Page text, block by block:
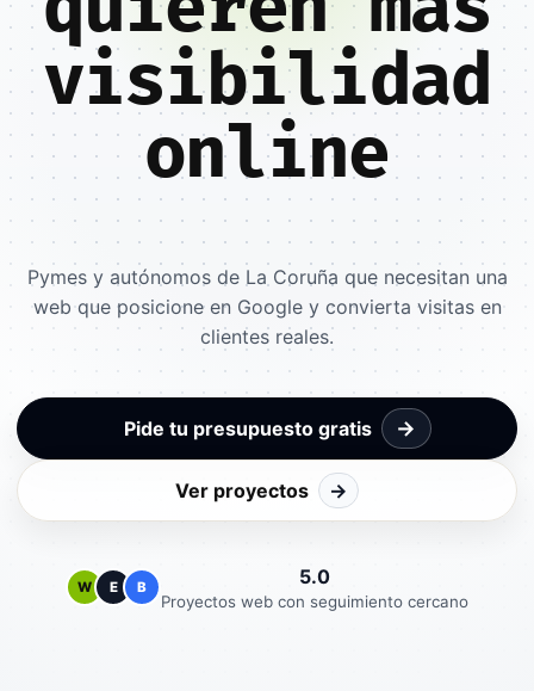
visibilidad
online
Pymes y autónomos de La Coruña que necesitan una
web que posicione en Google y convierta visitas en
clientes reales.
Pide tu presupuesto gratis →
Ver proyectos →
W E B 5.0
Proyectos web con seguimiento cercano